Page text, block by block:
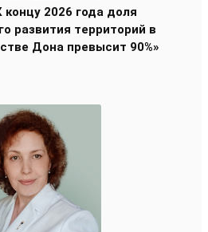
2026 года доля
развития территорий в
Дона превысит 90%»